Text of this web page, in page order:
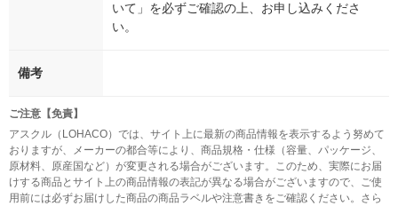
いて」を必ずご確認の上、お申し込みくださ
い。
備考
ご注意【免責】
アスクル（LOHACO）では、サイト上に最新の商品情報を表示するよう努めて
おりますが、メーカーの都合等により、商品規格・仕様（容量、パッケージ、
原材料、原産国など）が変更される場合がございます。このため、実際にお届
けする商品とサイト上の商品情報の表記が異なる場合がございますので、ご使
用前には必ずお届けした商品の商品ラベルや注意書きをご確認ください。さら